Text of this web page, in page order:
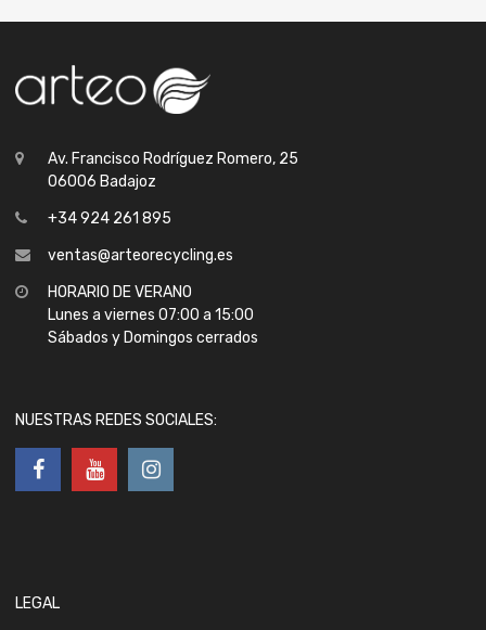
Av. Francisco Rodríguez Romero, 25
06006 Badajoz
+34 924 261 895
ventas@arteorecycling.es
HORARIO DE VERANO
Lunes a viernes 07:00 a 15:00
Sábados y Domingos cerrados
NUESTRAS REDES SOCIALES:
LEGAL